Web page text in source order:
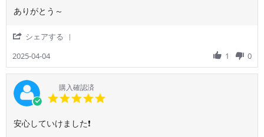
ん
で
た。
も
成
→
ド
ー
ハ
間
席
チ
ェ
ジ
出
来
る
の
良
い
Review
ご
利
者
様
on
4
Apr
review
よ
か
た
で
す
ありがとう～
シェアする
by
ご
利
用
者
on
2025-04-04 1 0
購入確認済
Review
review
安心していけました❗